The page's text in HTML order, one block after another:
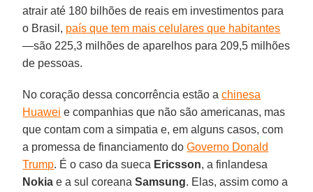
atrair até 180 bilhões de reais em investimentos para
o Brasil, país que tem mais celulares que habitantes
—são 225,3 milhões de aparelhos para 209,5 milhões
de pessoas.
No coração dessa concorrência estão achinesa
Huawei e companhias que não são americanas, mas
que contam com a simpatia e, em alguns casos, com
a promessa de financiamento doGoverno Donald
Trump. É o caso da sueca Ericsson, a finlandesa
Nokia e a sul coreanaSamsung. Elas, assim como a